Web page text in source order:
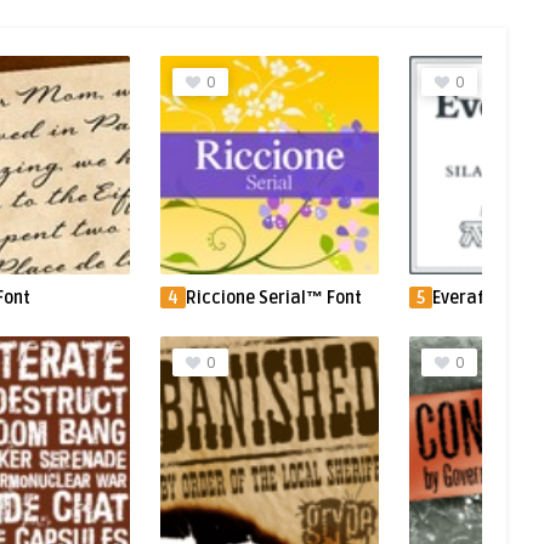
0
4 Riccione Serial™ Font
0
5 Everafter Font
0 0